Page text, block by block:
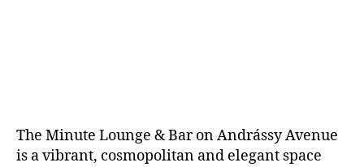
The Minute Lounge & Bar on Andrássy Avenue
is a vibrant, cosmopolitan and elegant space